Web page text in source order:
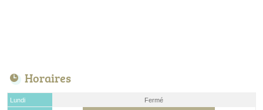
Horaires
Lundi
Fermé